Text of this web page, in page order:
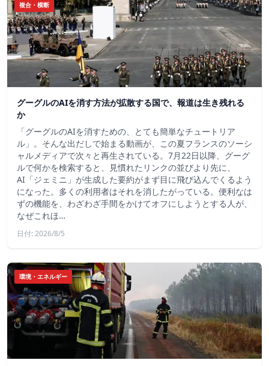
複合・横断
グーグルのAIを消す方法が拡散する国で、報道は生き残れる
か
「グーグルのAIを消すための、とても簡単なチュートリア
ル」。そんな出だしで始まる動画が、この夏フランスのソーシ
ャルメディアで次々と再生されている。7月22日以降、グーグ
ルで何かを検索すると、見慣れたリンクの並びより先に、
AI「ジェミニ」が生成した要約がまず目に飛び込んでくるよう
になった。多くの利用者はそれを消したがっている。便利なは
ずの機能を、わざわざ手間をかけてオフにしようとする人が、
なぜこれほ…
日付: 2026/8/5
環境・エネルギー